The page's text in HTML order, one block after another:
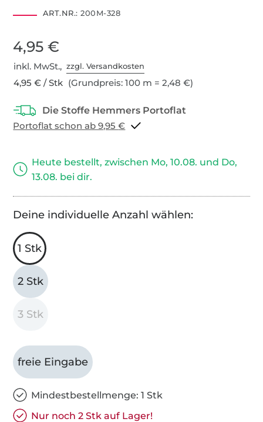
ART.NR.: 200M-328
4,95 €
inkl. MwSt.,zzgl. Versandkosten
4,95 € / Stk (Grundpreis: 100 m = 2,48 €)
Portoflat schon ab 9,95 €
Heute bestellt, zwischen Mo, 10.08. und Do,
13.08. bei dir.
Deine individuelle Anzahl wählen:
1 Stk
2 Stk
3 Stk
freie Eingabe
Mindestbestellmenge: 1 Stk
Nur noch 2 Stk auf Lager!